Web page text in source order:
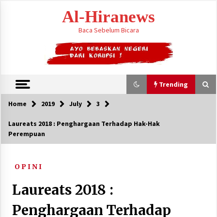
Al-Hiranews
Baca Sebelum Bicara
Trending
Trending
Pakistan dan Turki Bertemu di Jeddah
Home 2019 July 3
Laureats 2018 : Penghargaan Terhadap Hak-Hak
Perempuan
O P I N I
Laureats 2018 :
Penghargaan Terhadap